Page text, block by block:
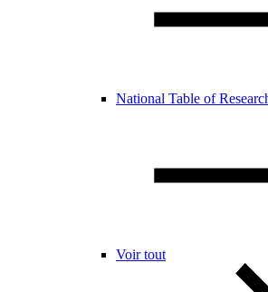
National Table of
Voir tout